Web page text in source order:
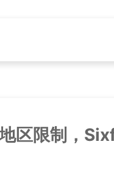
区限制，